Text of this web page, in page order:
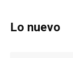
Lo nuevo